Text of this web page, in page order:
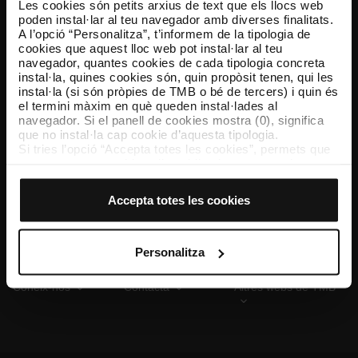
Les cookies són petits arxius de text que els llocs web
poden instal·lar al teu navegador amb diverses finalitats.
A l’opció “Personalitza”, t’informem de la tipologia de
cookies que aquest lloc web pot instal·lar al teu
navegador, quantes cookies de cada tipologia concreta
instal·la, quines cookies són, quin propòsit tenen, qui les
instal·la (si són pròpies de TMB o bé de tercers) i quin és
el termini màxim en què queden instal·lades al
navegador. Si el panell de cookies mostra (0), significa
que no instal·la cap cookie d’aquesta tipologia.
Si tries l’opció “Accepta totes les cookies”, permets que
El selector que es troba a la dreta de cada tipologia de
cookies d’aquella classe.
Un cop hagis marcat les teves preferències, has de fer
clic sobre “Selecciona i configura”. Així, s’instal·laran
només les cookies de la tipologia que hagis seleccionat
personalització, perquè permeten recordar les teves
opcions de navegació (com ara l’idioma) i milloren la teva
Accepta totes les cookies
Personalitza
TMB App
Descarrega’t TMB App i compra els teus bitllets
App Store Google Play
Coneix-nos Contacta Altres webs de TMB